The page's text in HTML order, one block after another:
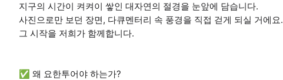
지구의 시간이 켜켜이 쌓인 대자연의 절경을 눈앞에 담습니다.
사진으로만 보던 장면, 다큐멘터리 속 풍경을 직접 걷게 되실 거에요.
그 시작을 저희가 함께합니다.
✅ 왜 요한투어야 하는가?